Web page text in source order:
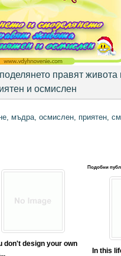
правят живота
и осмислен
, мъдра, осмислен, приятен,
Подобни
don't design your own
In this